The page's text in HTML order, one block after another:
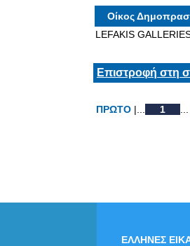
Οίκος
LEFAKIS
Επιστροφή στη
ΠΡΩΤΟ |... 1
ΕΛΛΗΝΕΣ